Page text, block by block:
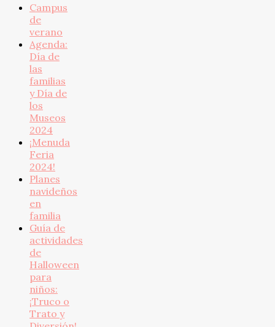
Campus
de
verano
Agenda:
Día de
las
familias
y Día de
los
Museos
2024
¡Menuda
Feria
2024!
Planes
navideños
en
familia
Guía de
actividades
de
Halloween
para
niños:
¡Truco o
Trato y